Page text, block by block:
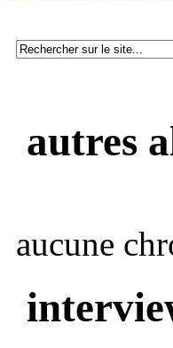
autres
aucune